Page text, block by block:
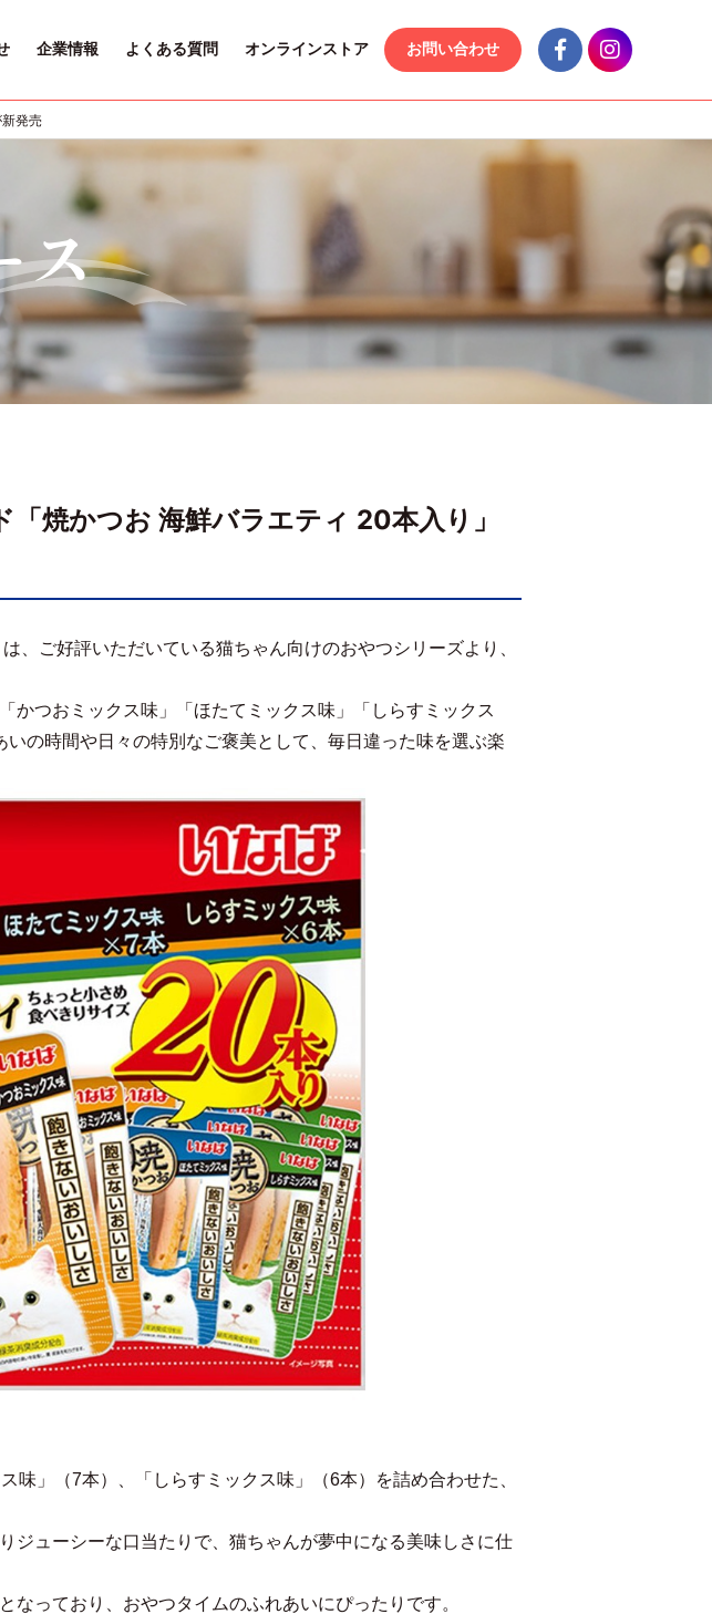
企業情報 よくある質問 オンラインストア お問い合わせ
発売
焼かつお 海鮮バラエティ 20本入り」
、ご好評いただいている猫ちゃん向けのおやつシリーズより、
かつおミックス味」「ほたてミックス味」「しらすミックス
の時間や日々の特別なご褒美として、毎日違った味を選ぶ楽
味」（7本）、「しらすミックス味」（6本）を詰め合わせた、
ジューシーな口当たりで、猫ちゃんが夢中になる美味しさに仕
なっており、おやつタイムのふれあいにぴったりです。